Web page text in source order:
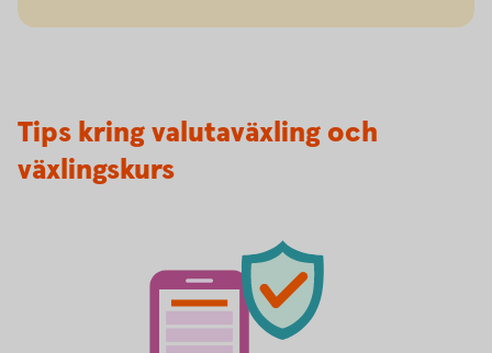
Tips kring valutaväxling och
växlingskurs